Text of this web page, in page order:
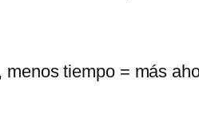
tiempo = más